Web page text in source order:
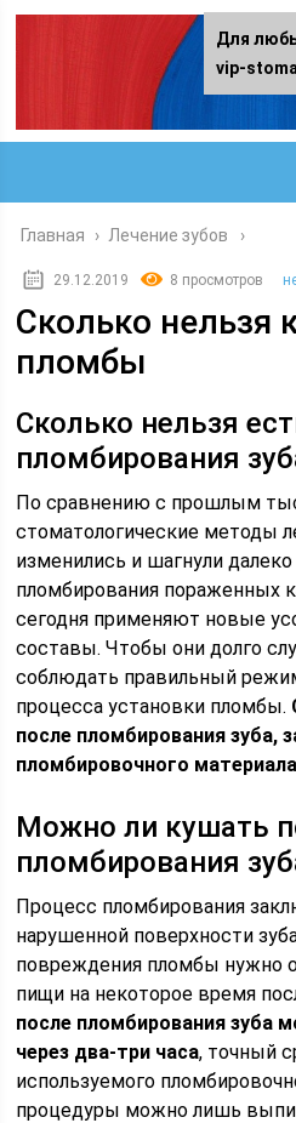
Главная › Лечение зубов
29.12.2019 8 просмотров
Сколько нельзя
пломбы
Сколько нельзя
пломбирования
По сравнению с прошлым
стоматологические методы
изменились и шагнули
пломбирования пораженных
сегодня применяют новые
составы. Чтобы они долго
соблюдать правильный
процесса установки пломбы.
после пломбирования зуба,
пломбировочного
Можно ли кушать
пломбирования
Процесс пломбирования
нарушенной поверхности
повреждения пломбы нужно
пищи на некоторое время
после пломбирования зуба
через два-три часа, точный
используемого
процедуры можно лишь
Для
vip-